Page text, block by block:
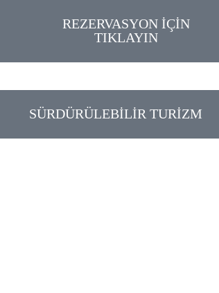
REZERVASYON İÇİN
TIKLAYIN
SÜRDÜRÜLEBİLİR TURİZM